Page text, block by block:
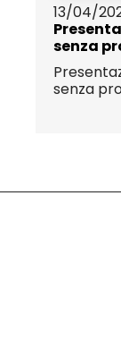
13/04/
senza
senza